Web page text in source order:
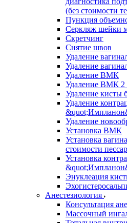
(без стоимости
Пункция
Серкляж шейки
Скретчинг
Снятие швов
Удаление
Удаление
Удаление ВМК
Удаление ВМК 2
Удаление кисты
Удаление
Удаление
Установка ВМК
Установка
стоимости
Установка
Энуклеация
Анестезиология
Консультация
Массочный